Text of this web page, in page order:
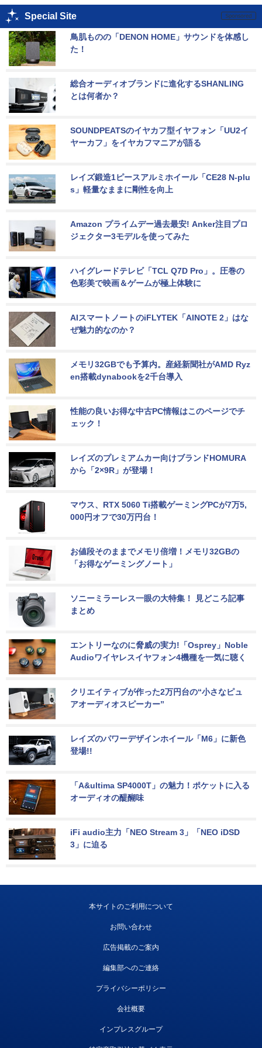
Special Site
鳥肌ものの「DENON HOME」サウンドを体感し
た！
総合オーディオブランドに進化するSHANLING
とは何者か？
SOUNDPEATSのイヤカフ型イヤフォン「UU2イ
ヤーカフ」をイヤカフマニアが語る
レイズ鍛造1ピースアルミホイール「CE28 N-plu
s」軽量なままに剛性を向上
Amazon プライムデー過去最安! Anker注目プロ
ジェクター3モデルを使ってみた
ハイグレードテレビ「TCL Q7D Pro」。圧巻の
色彩美で映画＆ゲームが極上体験に
AIスマートノートのiFLYTEK「AINOTE 2」はな
ぜ魅力的なのか？
メモリ32GBでも予算内。産経新聞社がAMD Ryz
en搭載dynabookを2千台導入
性能の良いお得な中古PC情報はこのページでチ
ェック！
レイズのプレミアムカー向けブランドHOMURA
から「2×9R」が登場！
マウス、RTX 5060 Ti搭載ゲーミングPCが7万5,
000円オフで30万円台！
お値段そのままでメモリ倍増！メモリ32GBの
「お得なゲーミングノート」
ソニーミラーレス一眼の大特集！ 見どころ記事
まとめ
エントリーなのに脅威の実力!「Osprey」Noble
Audioワイヤレスイヤフォン4機種を一気に聴く
クリエイティブが作った2万円台の“小さなピュ
アオーディオスピーカー”
レイズのパワーデザインホイール「M6」に新色
登場!!
「A&ultima SP4000T」の魅力！ポケットに入る
オーディオの醍醐味
iFi audio主力「NEO Stream 3」「NEO iDSD
3」に迫る
本サイトのご利用について
お問い合わせ
広告掲載のご案内
編集部へのご連絡
プライバシーポリシー
会社概要
インプレスグループ